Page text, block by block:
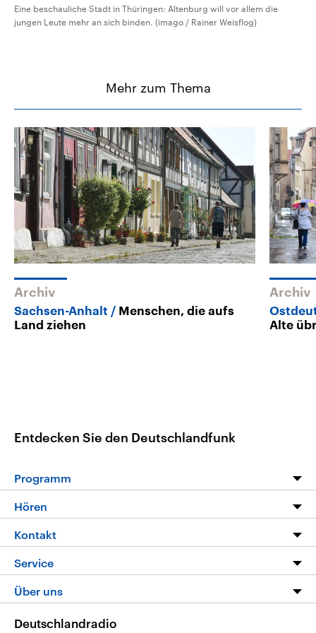
Eine beschauliche Stadt in Thüringen: Altenburg will vor allem die
jungen Leute mehr an sich binden. (imago / Rainer Weisflog)
Mehr zum Thema
Archiv
Sachsen-Anhalt
Menschen, die aufs
Land ziehen
Archiv
Alte
Entdecken Sie den Deutschlandfunk
Programm
Programm
Die Nachrichten
Nachrichtenleicht
Neue Beiträge auf dlf.de
Hören
Livestream
Podcasts
Deutschlandfunk App
Nachrichten App
Kontakt
Hörerservice
Service
FAQ
Über uns
Deutschlandradio